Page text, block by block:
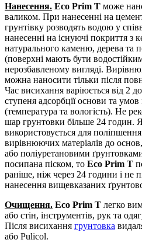
Нанесення. Eco Prim T може
валиком. При нанесенні на
грунтівку розводять водою у
нанесенні на існуючі покриття з
натурального каменю, дерева та
(поверхні мають бути
нерозбавленому вигляді.
можна наносити тільки після
Час висихання варіюється від 2
ступеня адсорбції основи та
(температура та вологість). Не
шар грунтовки більше 24 годин.
використовується для
вирівнюючих матеріалів до
або поліуретановими
посипана піском, то Eco Prim T
раніше, ніж через 24 години і не
нанесення вищевказаних
Очищення. Eco Prim T легко
або стін, інструментів, рук та
Після висихання грунтовка
або Pulicol.